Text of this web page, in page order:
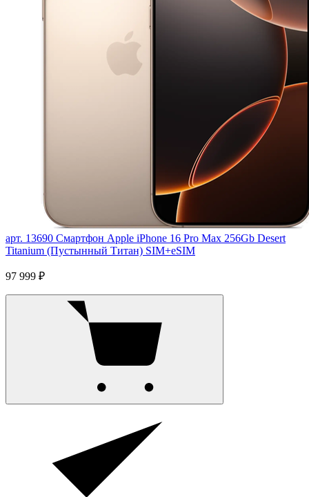
арт. 13690 Смартфон Apple iPhone 16 Pro Max 256Gb Desert
Titanium (Пустынный Титан) SIM+eSIM
97 999 ₽